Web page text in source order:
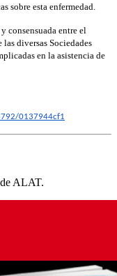
sobre esta enfermedad.
consensuada entre el
diversas Sociedades
en la asistencia de
0137944cf1
ALAT.